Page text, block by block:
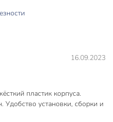
встраиваемый,
IP20
КНС-8Д
16.09.2023
пластик корпуса.
установки, сборки и